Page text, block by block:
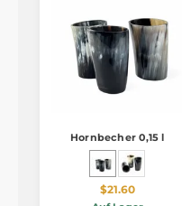
Hornbecher 0,15 l
$21.60